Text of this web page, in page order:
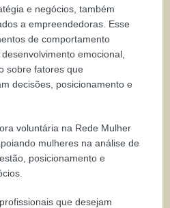
e negócios, também
a empreendedoras. Esse
de comportamento
emocional,
sobre fatores que
decisões, posicionamento e
voluntária na Rede Mulher
mulheres na análise de
posicionamento e
que desejam